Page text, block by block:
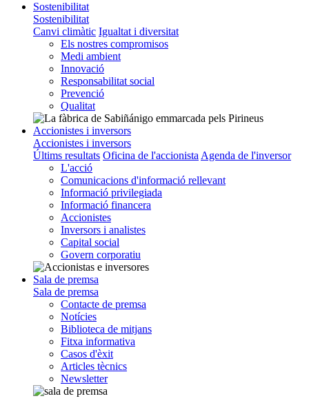
Sostenibilitat
Sostenibilitat
Canvi climàtic Igualtat i diversitat
Els nostres compromisos
Medi ambient
Innovació
Responsabilitat social
Prevenció
Qualitat
Accionistes i inversors
Accionistes i inversors
Últims resultats Oficina de l'accionista Agenda de l'inversor
L'acció
Comunicacions d'informació rellevant
Informació privilegiada
Informació financera
Accionistes
Inversors i analistes
Capital social
Govern corporatiu
Sala de premsa
Sala de premsa
Contacte de premsa
Notícies
Biblioteca de mitjans
Fitxa informativa
Casos d'èxit
Articles tècnics
Newsletter